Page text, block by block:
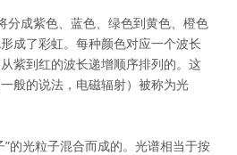
分成紫色、蓝色、绿色到黄色、橙色
成了彩虹。每种颜色对应一个波长
紫到红的波长递增顺序排列的。这
般的说法，电磁辐射）被称为光
”的光粒子混合而成的。光谱相当于按